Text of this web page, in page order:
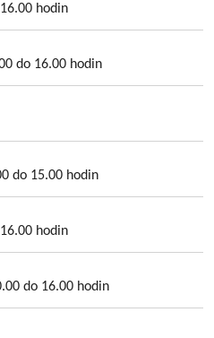
hodin
do 16.00 hodin
do 15.00 hodin
hodin
do 16.00 hodin